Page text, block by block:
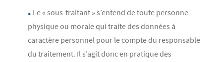
Le « sous-traitant » s’entend de toute personne
physique ou morale qui traite des données à
caractère personnel pour le compte du responsable
du traitement. Il s’agit donc en pratique des